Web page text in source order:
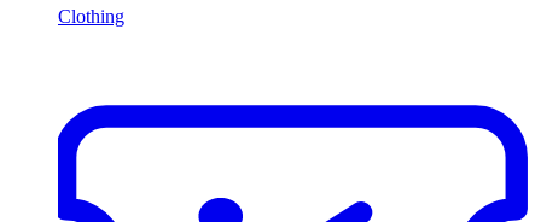
Clothing